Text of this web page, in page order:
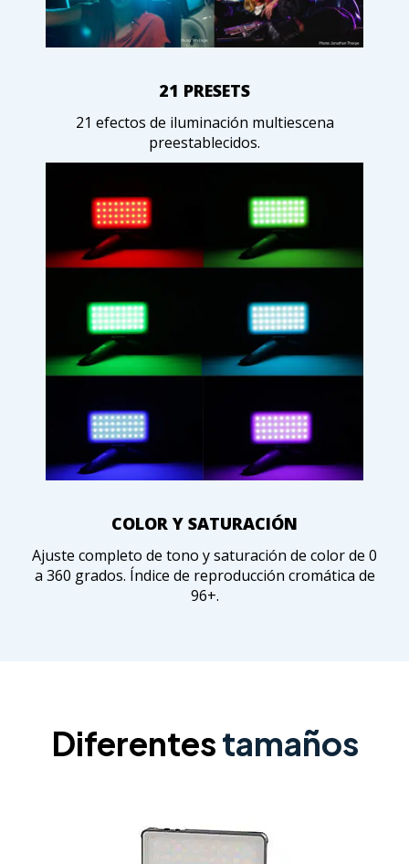
21 PRESETS
21 efectos de iluminación multiescena
preestablecidos.
COLOR Y SATURACIÓN
Ajuste completo de tono y saturación de color de 0
a 360 grados. Índice de reproducción cromática de
96+.
Diferentestamaños